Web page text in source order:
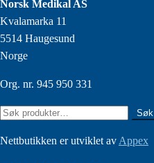
Norsk Medikal AS
Kvalamarka 11
5514 Haugesund
Norge
Org. nr. 945 950 331
Søk
Søk
Nettbutikken er utviklet av Appex